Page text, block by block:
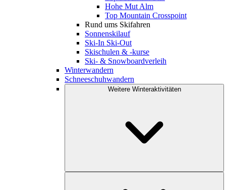
Hohe Mut Alm
Top Mountain Crosspoint
Rund ums Skifahren
Sonnenskilauf
Ski-In Ski-Out
Skischulen & -kurse
Ski- & Snowboardverleih
Winterwandern
Schneeschuhwandern
Weitere Winteraktivitäten